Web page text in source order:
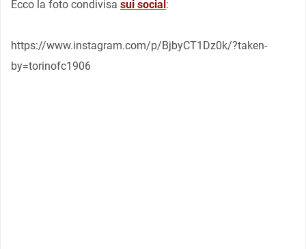
Ecco la foto condivisa sui social:
https://www.instagram.com/p/BjbyCT1Dz0k/?taken-
by=torinofc1906